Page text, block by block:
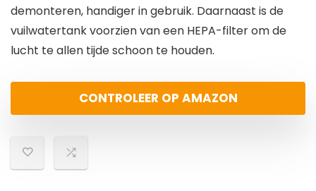
demonteren, handiger in gebruik. Daarnaast is de
vuilwatertank voorzien van een HEPA-filter om de
lucht te allen tijde schoon te houden.
CONTROLEER OP AMAZON